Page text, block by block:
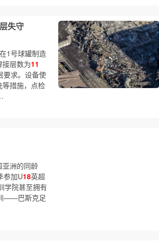
失守
1号球罐制造
层数为11
要求。设备使
等措施，点检
亚洲的同龄
参加U18英超
学院甚至拥有
——巴斯克足